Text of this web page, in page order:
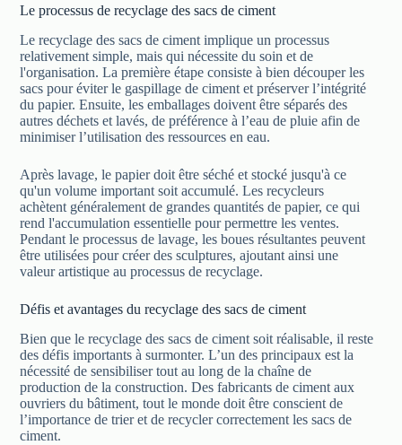
Le processus de recyclage des sacs de ciment
Le recyclage des sacs de ciment implique un processus
relativement simple, mais qui nécessite du soin et de
l'organisation. La première étape consiste à bien découper les
sacs pour éviter le gaspillage de ciment et préserver l’intégrité
du papier. Ensuite, les emballages doivent être séparés des
autres déchets et lavés, de préférence à l’eau de pluie afin de
minimiser l’utilisation des ressources en eau.
Après lavage, le papier doit être séché et stocké jusqu'à ce
qu'un volume important soit accumulé. Les recycleurs
achètent généralement de grandes quantités de papier, ce qui
rend l'accumulation essentielle pour permettre les ventes.
Pendant le processus de lavage, les boues résultantes peuvent
être utilisées pour créer des sculptures, ajoutant ainsi une
valeur artistique au processus de recyclage.
Défis et avantages du recyclage des sacs de ciment
Bien que le recyclage des sacs de ciment soit réalisable, il reste
des défis importants à surmonter. L’un des principaux est la
nécessité de sensibiliser tout au long de la chaîne de
production de la construction. Des fabricants de ciment aux
ouvriers du bâtiment, tout le monde doit être conscient de
l’importance de trier et de recycler correctement les sacs de
ciment.